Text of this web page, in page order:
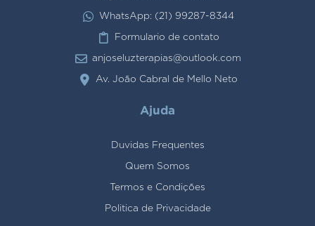
WhatsApp: (21) 99287-8344
Formulario de contato
anjoseluzterapias@outlook.com
Av. João Cabral de Mello Neto
Ajuda
Duvidas Frequentes
Quem Somos
Termos e Condições
Politica de Privacidade